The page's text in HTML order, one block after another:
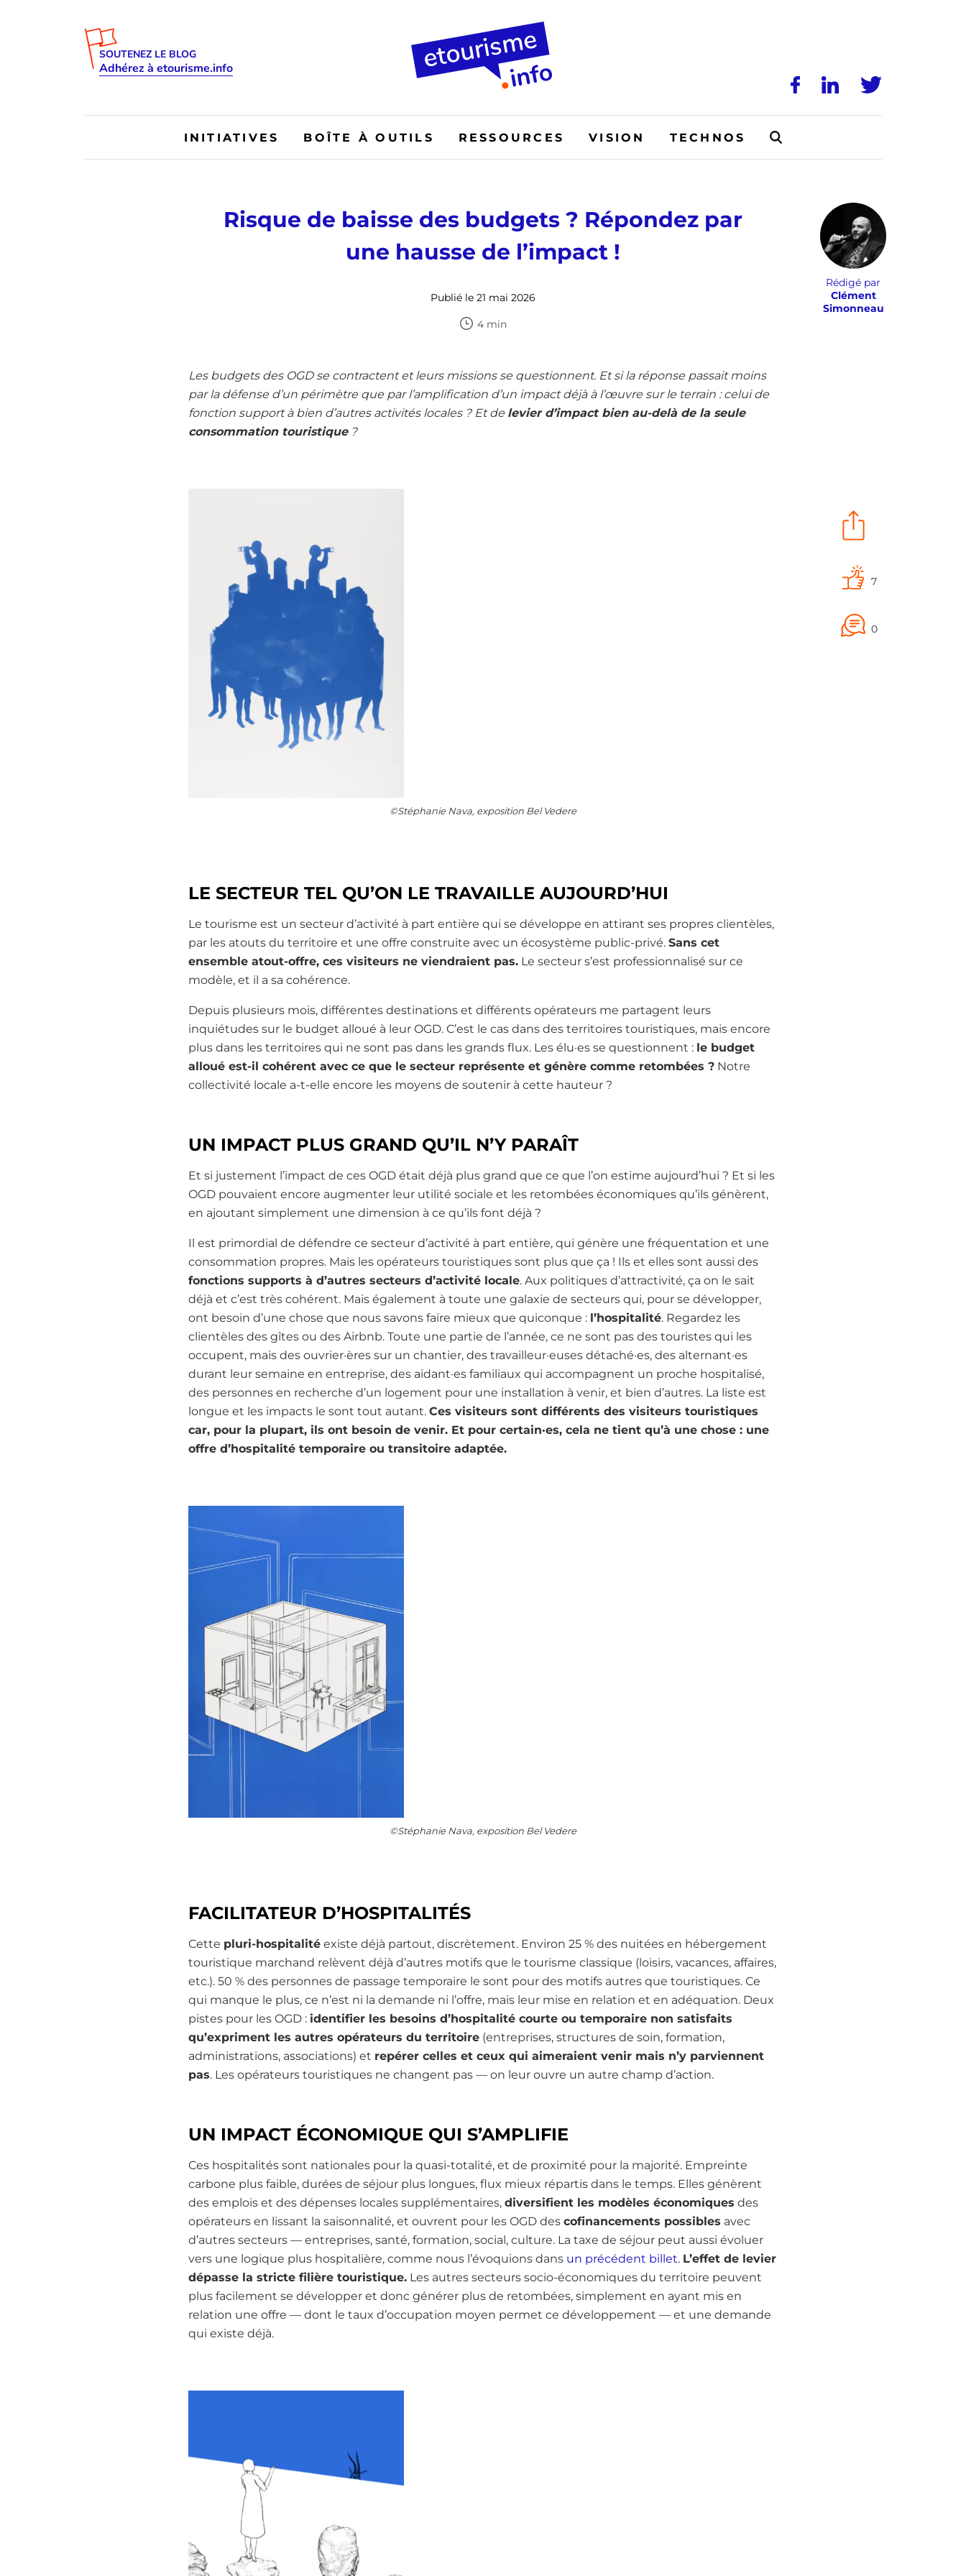
SOUTENEZ LE BLOG
Adhérez à etourisme.info
INITIATIVES BOÎTE À OUTILS RESSOURCES VISION TECHNOS
Risque de baisse des budgets ? Répondez par
une hausse de l’impact !
Publié le 21 mai 2026
4 min
Rédigé par
Clément
Simonneau
7
0
Les budgets des OGD se contractent et leurs missions se questionnent. Et si la réponse passait moins
par la défense d’un périmètre que par l’amplification d’un impact déjà à l’œuvre sur le terrain : celui de
fonction support à bien d’autres activités locales ? Et de levier d’impact bien au-delà de la seule
consommation touristique?
©Stéphanie Nava, exposition Bel Vedere
LE SECTEUR TEL QU’ON LE TRAVAILLE AUJOURD’HUI
Le tourisme est un secteur d’activité à part entière qui se développe en attirant ses propres clientèles,
par les atouts du territoire et une offre construite avec un écosystème public-privé. Sans cet
ensemble atout-offre, ces visiteurs ne viendraient pas. Le secteur s’est professionnalisé sur ce
modèle, et il a sa cohérence.
Depuis plusieurs mois, différentes destinations et différents opérateurs me partagent leurs
inquiétudes sur le budget alloué à leur OGD. C’est le cas dans des territoires touristiques, mais encore
plus dans les territoires qui ne sont pas dans les grands flux. Les élu·es se questionnent : le budget
alloué est-il cohérent avec ce que le secteur représente et génère comme retombées ? Notre
collectivité locale a-t-elle encore les moyens de soutenir à cette hauteur ?
UN IMPACT PLUS GRAND QU’IL N’Y PARAÎT
Et si justement l’impact de ces OGD était déjà plus grand que ce que l’on estime aujourd’hui ? Et si les
OGD pouvaient encore augmenter leur utilité sociale et les retombées économiques qu’ils génèrent,
en ajoutant simplement une dimension à ce qu’ils font déjà ?
Il est primordial de défendre ce secteur d’activité à part entière, qui génère une fréquentation et une
consommation propres. Mais les opérateurs touristiques sont plus que ça ! Ils et elles sont aussi des
fonctions supports à d’autres secteurs d’activité locale. Aux politiques d’attractivité, ça on le sait
déjà et c’est très cohérent. Mais également à toute une galaxie de secteurs qui, pour se développer,
ont besoin d’une chose que nous savons faire mieux que quiconque : l’hospitalité. Regardez les
clientèles des gîtes ou des Airbnb. Toute une partie de l’année, ce ne sont pas des touristes qui les
occupent, mais des ouvrier·ères sur un chantier, des travailleur·euses détaché·es, des alternant·es
durant leur semaine en entreprise, des aidant·es familiaux qui accompagnent un proche hospitalisé,
des personnes en recherche d’un logement pour une installation à venir, et bien d’autres. La liste est
longue et les impacts le sont tout autant. Ces visiteurs sont différents des visiteurs touristiques
car, pour la plupart, ils ont besoin de venir. Et pour certain·es, cela ne tient qu’à une chose : une
offre d’hospitalité temporaire ou transitoire adaptée.
©Stéphanie Nava, exposition Bel Vedere
FACILITATEUR D’HOSPITALITÉS
Cette pluri-hospitalité existe déjà partout, discrètement. Environ 25 % des nuitées en hébergement
touristique marchand relèvent déjà d’autres motifs que le tourisme classique (loisirs, vacances, affaires,
etc.). 50 % des personnes de passage temporaire le sont pour des motifs autres que touristiques. Ce
qui manque le plus, ce n’est ni la demande ni l’offre, mais leur mise en relation et en adéquation. Deux
pistes pour les OGD : identifier les besoins d’hospitalité courte ou temporaire non satisfaits
qu’expriment les autres opérateurs du territoire (entreprises, structures de soin, formation,
administrations, associations) et repérer celles et ceux qui aimeraient venir mais n’y parviennent
pas. Les opérateurs touristiques ne changent pas — on leur ouvre un autre champ d’action.
UN IMPACT ÉCONOMIQUE QUI S’AMPLIFIE
Ces hospitalités sont nationales pour la quasi-totalité, et de proximité pour la majorité. Empreinte
carbone plus faible, durées de séjour plus longues, flux mieux répartis dans le temps. Elles génèrent
des emplois et des dépenses locales supplémentaires, diversifient les modèles économiques des
opérateurs en lissant la saisonnalité, et ouvrent pour les OGD des cofinancements possibles avec
d’autres secteurs — entreprises, santé, formation, social, culture. La taxe de séjour peut aussi évoluer
vers une logique plus hospitalière, comme nous l’évoquions dans un précédent billet. L’effet de levier
dépasse la stricte filière touristique. Les autres secteurs socio-économiques du territoire peuvent
plus facilement se développer et donc générer plus de retombées, simplement en ayant mis en
relation une offre — dont le taux d’occupation moyen permet ce développement — et une demande
qui existe déjà.